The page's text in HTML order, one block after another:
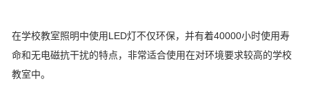
在学校教室照明中使用LED灯不仅环保，并有着40000小时使用寿
命和无电磁抗干扰的特点，非常适合使用在对环境要求较高的学校
教室中。